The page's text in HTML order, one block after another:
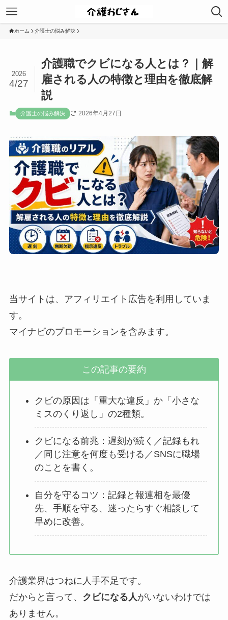
ホーム 介護士の悩み解決
介護職でクビになる人とは？｜解
雇される人の特徴と理由を徹底解
説
2026
4/27
介護士の悩み解決 2026年4月27日
当サイトは、アフィリエイト広告を利用していま
す。
マイナビのプロモーションを含みます。
この記事の要約
クビの原因は「重大な違反」か「小さな
ミスのくり返し」の2種類。
クビになる前兆：遅刻が続く／記録もれ
／同じ注意を何度も受ける／SNSに職場
のことを書く。
自分を守るコツ：記録と報連相を最優
先、手順を守る、迷ったらすぐ相談して
早めに改善。
介護業界はつねに人手不足です。
だからと言って、 クビになる人がいないわけでは
ありません。